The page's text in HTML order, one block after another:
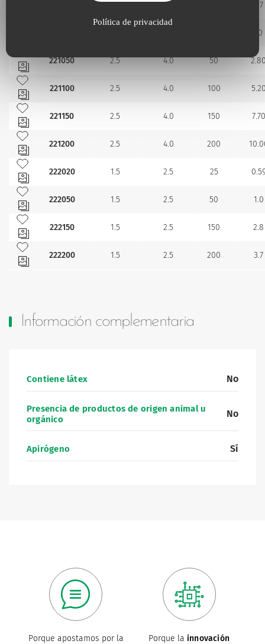
Política de privacidad
2.5 4.0
7.7
Añadir a mis favoritos
10
221050
2.5 4.0 50
Añadir a mis favoritos
221100
2.5 4.0 100
Añadir a mis favoritos
221150
2.5 4.0 150
7.70
Añadir a mis favoritos
221200
2.5 4.0 200
Añadir a mis favoritos
222020
1.5 2.5 25
Añadir a mis favoritos
222050
1.5 2.5 50
1.0
Añadir a mis favoritos
222150
1.5 2.5 150
2.8
Añadir a mis favoritos
222200
1.5 2.5 200 3.7
Información complementaria
Contiene látex No
Presencia de productos de origen animal u
orgánico
No
Apirógeno Sí
Porque apostamos por la
Porque la innovación